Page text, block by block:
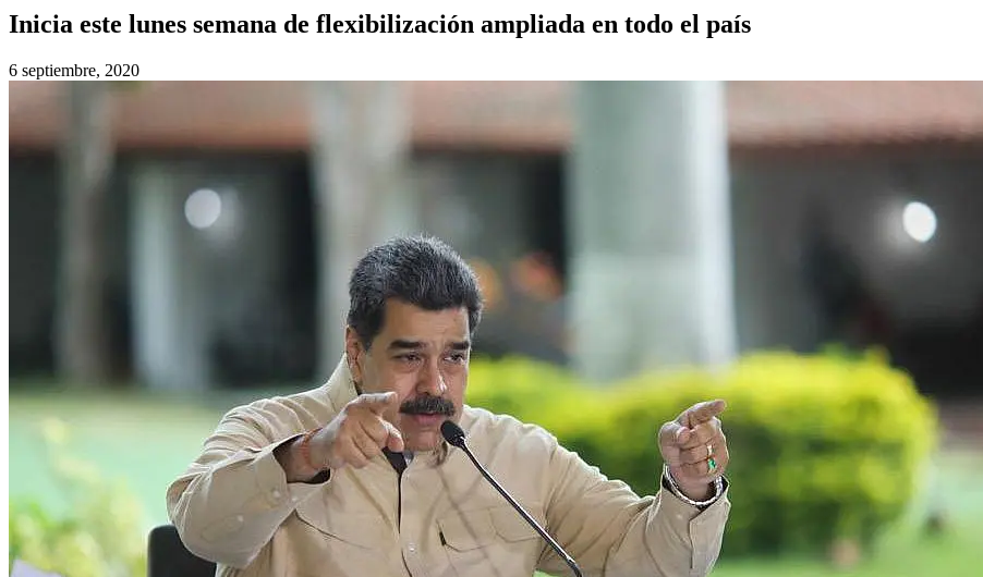
Inicia este lunes semana de flexibilización ampliada en todo el país
6 septiembre, 2020